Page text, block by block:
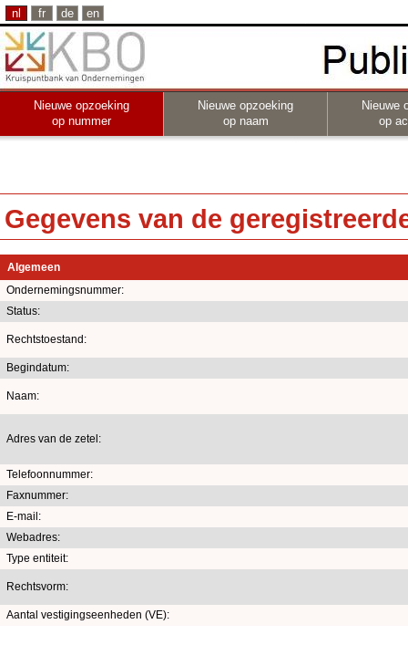
nl fr de en
Nieuwe opzoeking
op nummer
Nieuwe opzoeking
op naam
Nieuwe
op
Gegevens van de
Algemeen
Ondernemingsnummer:
Status:
Rechtstoestand:
Begindatum:
Naam:
Adres van de zetel:
Telefoonnummer:
Faxnummer:
E-mail:
Webadres:
Type entiteit:
Rechtsvorm:
Aantal vestigingseenheden (VE):